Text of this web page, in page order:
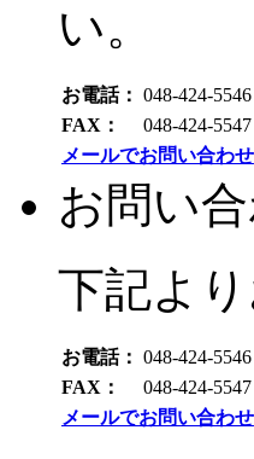
い。
お電話： 048-424-5546
FAX：
048-424-5547
メールでお問い合わせ
お問い
下記よ
お電話： 048-424-5546
FAX：
048-424-5547
メールでお問い合わせ